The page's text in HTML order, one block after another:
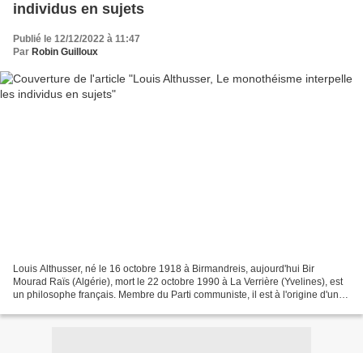
individus en sujets
Publié le 12/12/2022 à 11:47
Par Robin Guilloux
Louis Althusser, né le 16 octobre 1918 à Birmandreis, aujourd'hui Bir
Mourad Raïs (Algérie), mort le 22 octobre 1990 à La Verrière (Yvelines), est
un philosophe français. Membre du Parti communiste, il est à l'origine d'un